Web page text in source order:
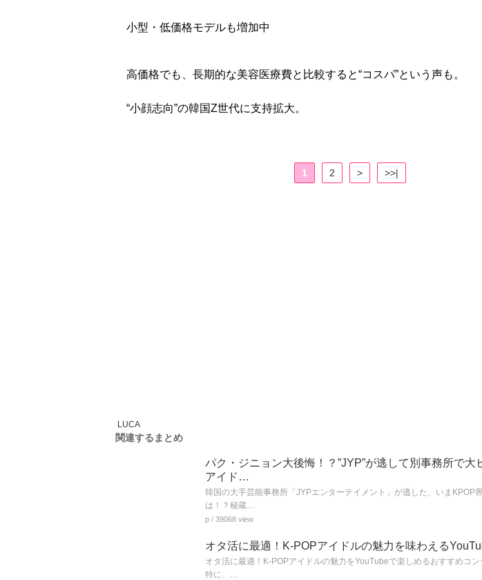
小型・低価格モデルも増加中
高価格でも、長期的な美容医療費と比較すると“コスパ”という声も。
“小顔志向”の韓国Z世代に支持拡大。
1 2 > >>|
LUCA
関連するまとめ
パク・ジニョン大後悔！？”JYP”が逃して別事務所で大
アイド…
韓国の大手芸能事務所「JYPエンターテイメント」が逃した、いまKPOP
は！？秘蔵…
p / 39068 view
オタ活に最適！K-POPアイドルの魅力を味わえる
オタ活に最適！K-POPアイドルの魅力をYouTubeで楽しめるおすすめコ
特に、…